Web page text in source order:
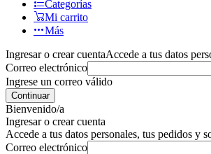
Categorías
Mi carrito
Más
Ingresar o crear cuentaAccede a tus datos
Correo electrónico
Ingrese un correo válido
Continuar
Bienvenido/a
Ingresar o crear cuenta
Accede a tus datos personales, tus pedidos y
Correo electrónico